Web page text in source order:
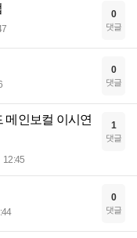
0
댓글
0
댓글
메인보컬 이시연
12:45
1
댓글
0
댓글